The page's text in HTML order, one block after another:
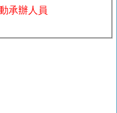
承辦人員